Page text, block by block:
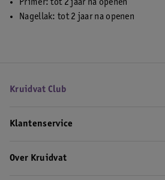
Primer: tot 2 jaar na openen
Nagellak: tot 2 jaar na openen
Kruidvat Club
Klantenservice
Over Kruidvat